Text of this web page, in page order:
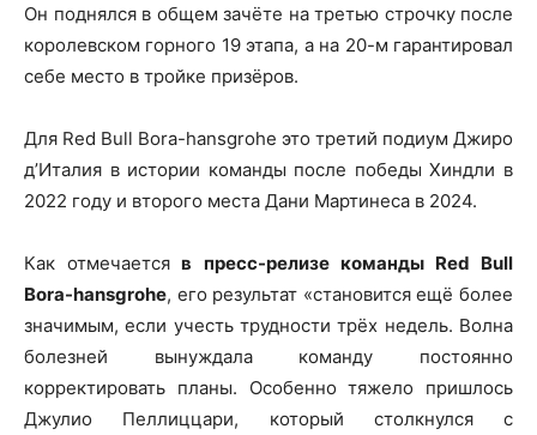
Он поднялся в общем зачёте на третью строчку после
королевском горного 19 этапа, а на 20-м гарантировал
себе место в тройке призёров.
Для Red Bull Bora-hansgrohe это третий подиум Джиро
д’Италия в истории команды после победы Хиндли в
2022 году и второго места Дани Мартинеса в 2024.
Как отмечается в пресс-релизе команды Red Bull
Bora-hansgrohe, его результат «становится ещё более
значимым, если учесть трудности трёх недель. Волна
болезней вынуждала команду постоянно
корректировать планы. Особенно тяжело пришлось
Джулио Пеллиццари, который столкнулся с